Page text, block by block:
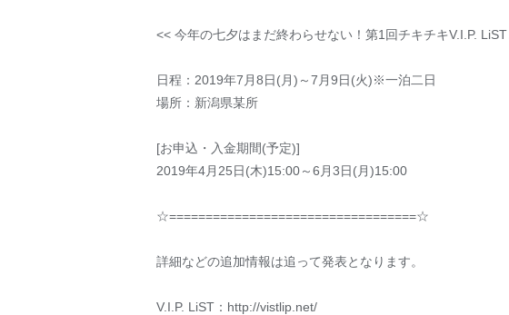
<< 今年の七夕はまだ終わらせない！第1回チキチキV.I.P.
日程：2019年7月8日(月)～7月9日(火)※一泊二日
場所：新潟県某所
[お申込・入金期間(予定)]
2019年4月25日(木)15:00～6月3日(月)15:00
☆==================================☆
詳細などの追加情報は追って発表となります。
V.I.P. LiST：http://vistlip.net/